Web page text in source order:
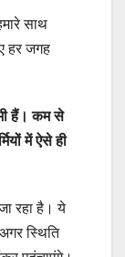
साथ
हर जगह
हैं। कम से
में ऐसे ही
रहा है। ये
स्थिति